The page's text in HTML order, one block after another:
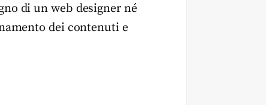
di un web designer né
dei contenuti e